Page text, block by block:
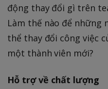
động thay đổi gì trên
Làm thế nào để những
thể thay đổi công việc
một thành viên mới?
Hỗ trợ về chất lượng